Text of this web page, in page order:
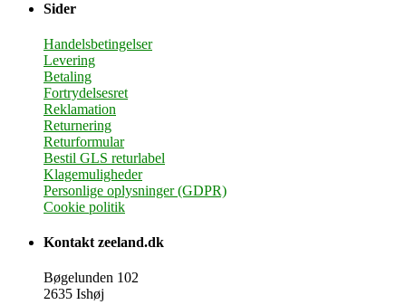
Sider
Handelsbetingelser
Levering
Betaling
Fortrydelsesret
Reklamation
Returnering
Returformular
Bestil GLS returlabel
Klagemuligheder
Personlige oplysninger (GDPR)
Cookie politik
Kontakt zeeland.dk
Bøgelunden 102
2635 Ishøj